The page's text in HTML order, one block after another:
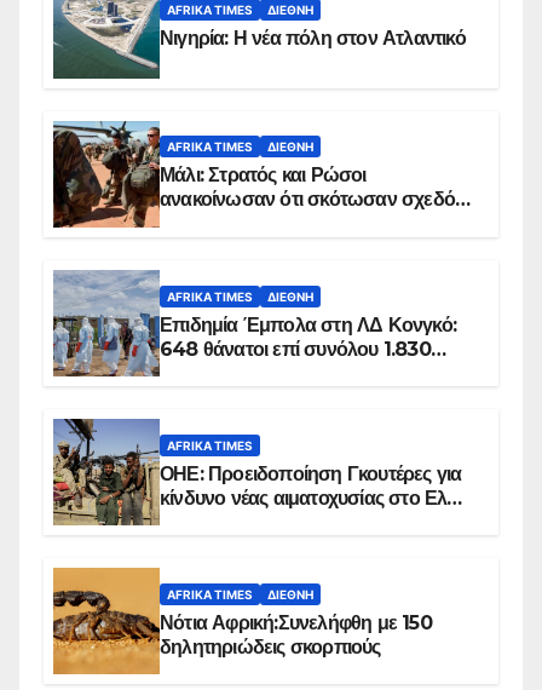
AFRIKA TIMES ΔΙΕΘΝΉ
Νιγηρία: Η νέα πόλη στον Ατλαντικό
AFRIKA TIMES ΔΙΕΘΝΉ
Μάλι: Στρατός και Ρώσοι
ανακοίνωσαν ότι σκότωσαν σχεδόν
AFRIKA TIMES ΔΙΕΘΝΉ
Επιδημία Έμπολα στη ΛΔ Κονγκό:
648 θάνατοι επί συνόλου 1.830
AFRIKA TIMES
ΟΗΕ: Προειδοποίηση Γκουτέρες για
κίνδυνο νέας αιματοχυσίας στο Ελ
AFRIKA TIMES ΔΙΕΘΝΉ
Νότια Αφρική:Συνελήφθη με 150
δηλητηριώδεις σκορπιούς